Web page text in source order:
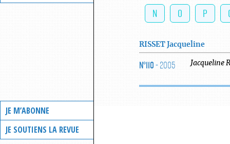
JE M’ABONNE
JE SOUTIENS LA REVUE
N
O P
RISSET Jacqueline
N°110- 2005 Jacqueline